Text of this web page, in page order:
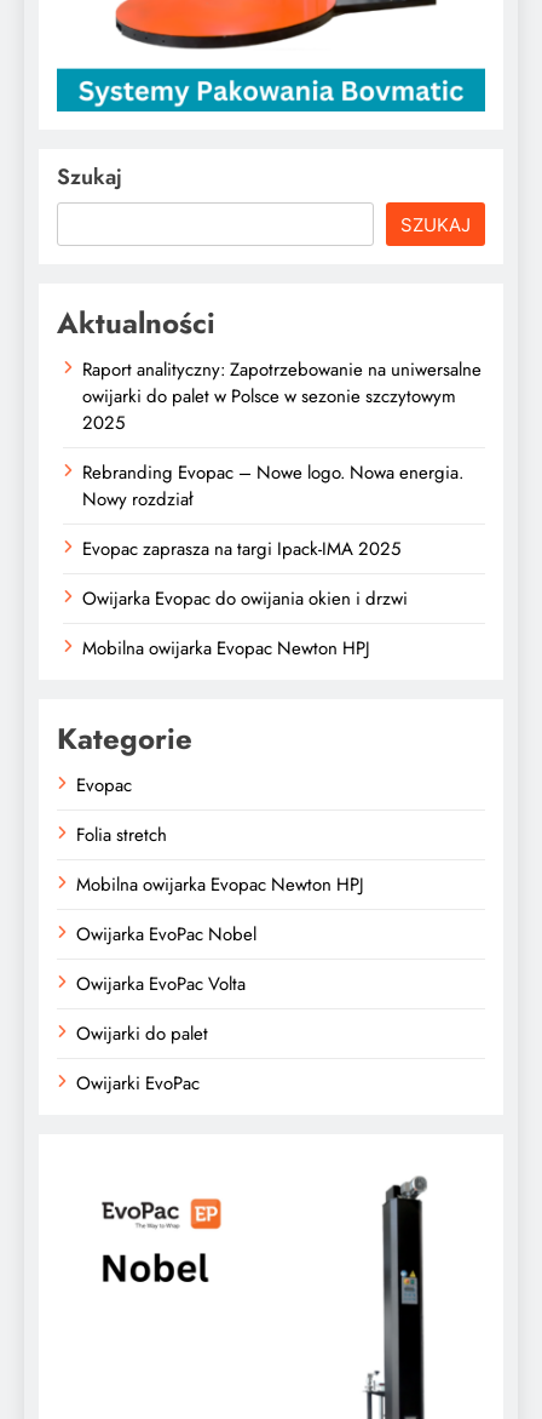
Szukaj
SZUKAJ
Aktualności
Raport analityczny: Zapotrzebowanie na uniwersalne
owijarki do palet w Polsce w sezonie szczytowym
2025
Rebranding Evopac – Nowe logo. Nowa energia.
Nowy rozdział
Evopac zaprasza na targi Ipack-IMA 2025
Owijarka Evopac do owijania okien i drzwi
Mobilna owijarka Evopac Newton HPJ
Kategorie
Evopac
Folia stretch
Mobilna owijarka Evopac Newton HPJ
Owijarka EvoPac Nobel
Owijarka EvoPac Volta
Owijarki do palet
Owijarki EvoPac